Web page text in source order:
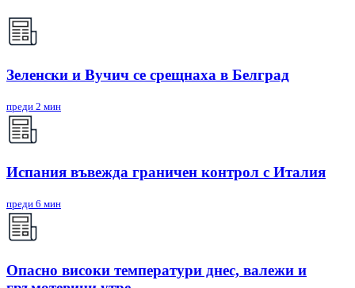
Зеленски и Вучич се срещнаха в Белград
преди 2 мин
Испания въвежда граничен контрол с Италия
преди 6 мин
Опасно високи температури днес, валежи и